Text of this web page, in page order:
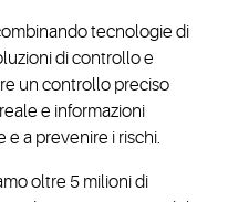
tecnologie di
di controllo e
un controllo preciso
e informazioni
a prevenire i rischi.
oltre 5 milioni di